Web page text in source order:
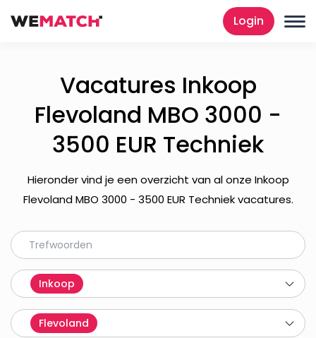
Login
Vacatures Inkoop
Flevoland MBO 3000 -
3500 EUR Techniek
Hieronder vind je een overzicht van al onze Inkoop
Flevoland MBO 3000 - 3500 EUR Techniek vacatures.
Inkoop
Flevoland